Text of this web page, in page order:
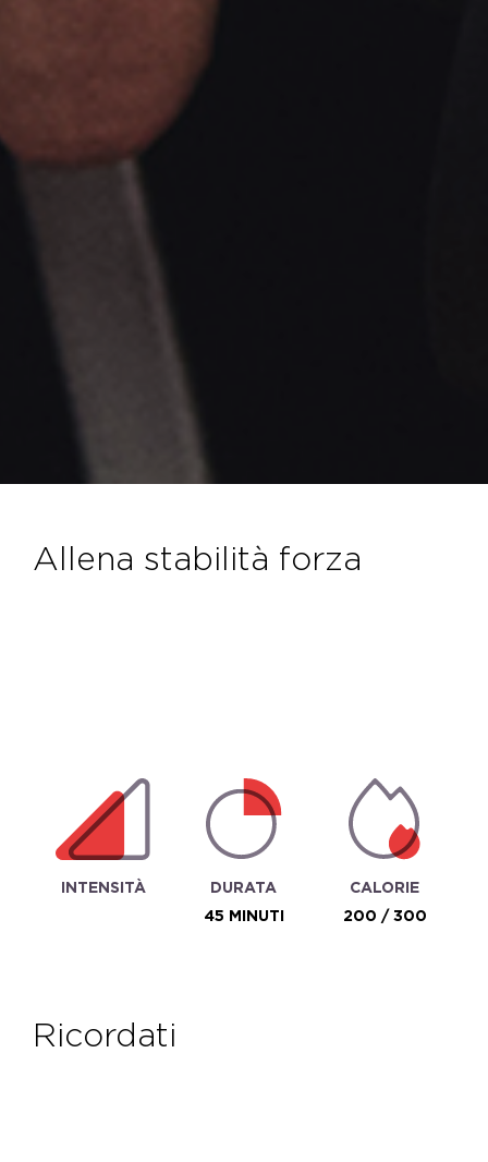
allena stabilità forza
INTENSITÀ
DURATA
45 MINUTI
CALORIE
200 / 300
ricordati